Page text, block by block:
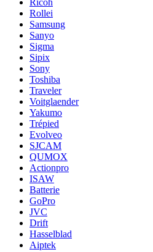
Ricoh
Rollei
Samsung
Sanyo
Sigma
Sipix
Sony
Toshiba
Traveler
Voitglaender
Yakumo
Trépied
Evolveo
SJCAM
QUMOX
Actionpro
ISAW
Batterie
GoPro
JVC
Drift
Hasselblad
Aiptek